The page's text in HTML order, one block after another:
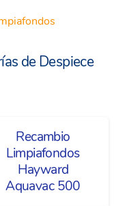
de Despiece
Recambio
Limpiafondos
Hayward
Aquavac 500